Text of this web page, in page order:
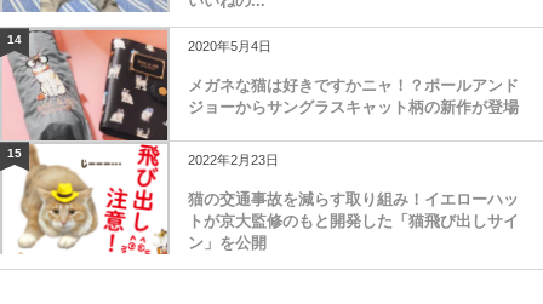
14 2020年5月4日
メガネな猫は好きですかニャ！？ポールアンド
ジョーからサングラスキャット柄の新作が登場
15 2022年2月23日
猫の交通事故を減らす取り組み！イエローハッ
トが京大監修のもと開発した「猫飛び出しサイ
ン」を公開